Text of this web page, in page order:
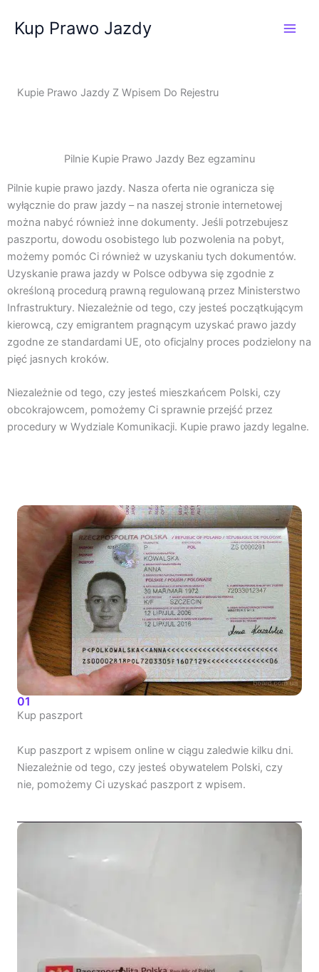
Kup Prawo Jazdy
Kupie Prawo Jazdy Z Wpisem Do Rejestru
Pilnie Kupie Prawo Jazdy Bez egzaminu
Pilnie kupie prawo jazdy. Nasza oferta nie ogranicza się
wyłącznie do praw jazdy – na naszej stronie internetowej
można nabyć również inne dokumenty. Jeśli potrzebujesz
paszportu, dowodu osobistego lub pozwolenia na pobyt,
możemy pomóc Ci również w uzyskaniu tych dokumentów.
Uzyskanie prawa jazdy w Polsce odbywa się zgodnie z
określoną procedurą prawną regulowaną przez Ministerstwo
Infrastruktury. Niezależnie od tego, czy jesteś początkującym
kierowcą, czy emigrantem pragnącym uzyskać prawo jazdy
zgodne ze standardami UE, oto oficjalny proces podzielony na
pięć jasnych kroków.
Niezależnie od tego, czy jesteś mieszkańcem Polski, czy
obcokrajowcem, pomożemy Ci sprawnie przejść przez
procedury w Wydziale Komunikacji. Kupie prawo jazdy legalne.
01
Kup paszport
Kup paszport z wpisem online w ciągu zaledwie kilku dni.
Niezależnie od tego, czy jesteś obywatelem Polski, czy
nie, pomożemy Ci uzyskać paszport z wpisem.